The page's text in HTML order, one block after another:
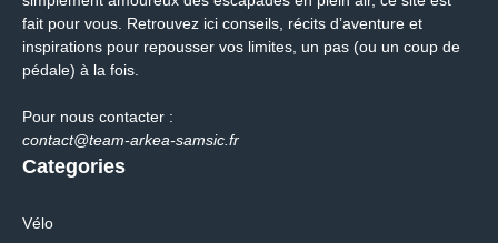
fait pour vous. Retrouvez ici conseils, récits d’aventure et
inspirations pour repousser vos limites, un pas (ou un coup de
pédale) à la fois.
Pour nous contacter :
contact@team-arkea-samsic.fr
Categories
Vélo